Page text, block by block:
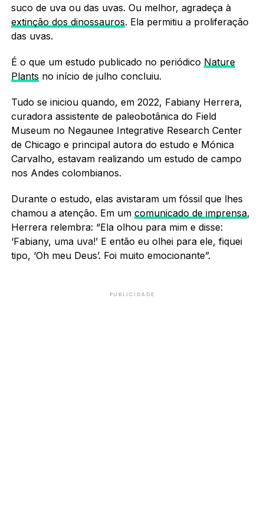
suco de uva ou das uvas. Ou melhor, agradeça à
extinção dos dinossauros. Ela permitiu a proliferação
das uvas.
É o que um estudo publicado no periódico Nature
Plants no início de julho concluiu.
Tudo se iniciou quando, em 2022, Fabiany Herrera,
curadora assistente de paleobotânica do Field
Museum no Negaunee Integrative Research Center
de Chicago e principal autora do estudo e Mónica
Carvalho, estavam realizando um estudo de campo
nos Andes colombianos.
Durante o estudo, elas avistaram um fóssil que lhes
chamou a atenção. Em um comunicado de imprensa,
Herrera relembra: “Ela olhou para mim e disse:
‘Fabiany, uma uva!’ E então eu olhei para ele, fiquei
tipo, ‘Oh meu Deus’. Foi muito emocionante”.
PUBLICIDADE